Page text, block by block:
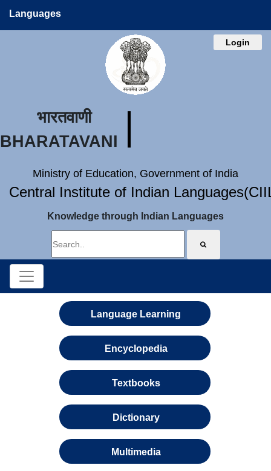
Languages
Login
भारतवाणी
BHARATAVANI
Ministry of Education, Government of India
Central Institute of Indian
Knowledge through Indian Languages
Language Learning
Encyclopedia
Textbooks
Dictionary
Multimedia